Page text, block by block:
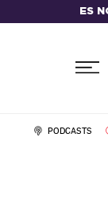
ES
PODCASTS